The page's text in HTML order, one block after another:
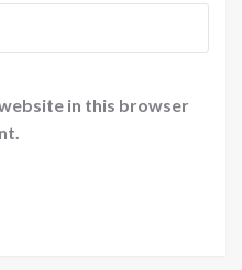
in this browser